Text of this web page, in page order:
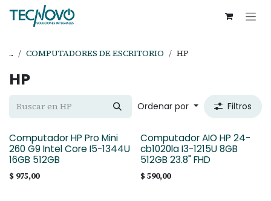
Ir al contenido
... COMPUTADORES DE ESCRITORIO HP
HP
Ordenar por Filtros
Computador HP Pro Mini
260 G9 Intel Core I5-1344U
16GB 512GB
$ 975,00
Computador AIO HP 24-
cb1020la I3-1215U 8GB
512GB 23.8" FHD
$590,00